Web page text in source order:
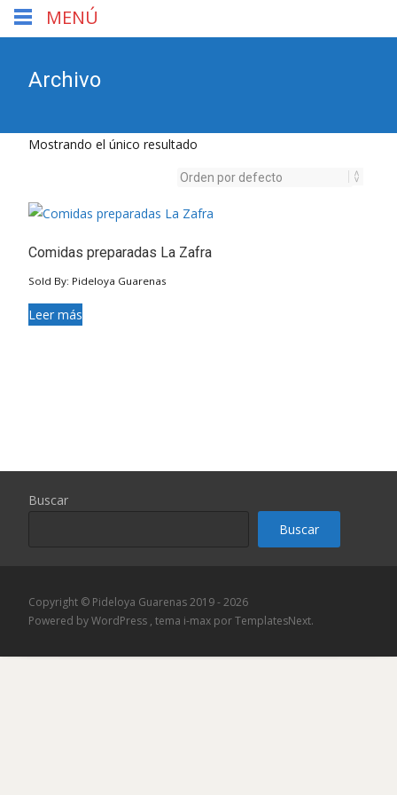
Archivo
Mostrando el único resultado
Comidas preparadas La Zafra
Sold By: Pideloya Guarenas
Leer más
Buscar
Buscar
Copyright © Pideloya Guarenas 2019 - 2026
Powered by WordPress , tema i-max por TemplatesNext.
MENÚ